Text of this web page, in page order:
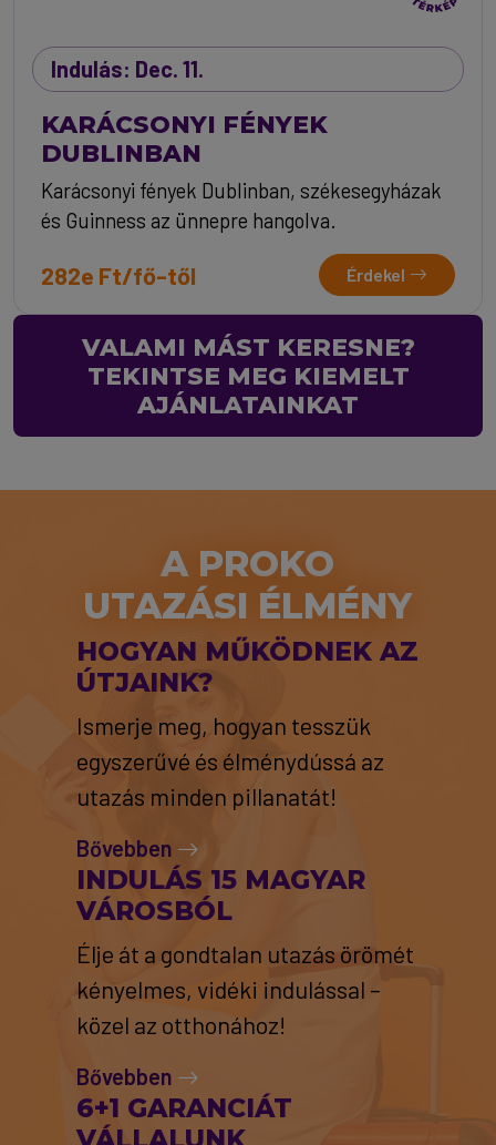
Indulás: Dec. 11.
KARÁCSONYI FÉNYEK
DUBLINBAN
Karácsonyi fények Dublinban, székesegyházak
és Guinness az ünnepre hangolva.
282e Ft/fő-től Érdekel
VALAMI MÁST KERESNE?
TEKINTSE MEG KIEMELT
AJÁNLATAINKAT
A PROKO
UTAZÁSI ÉLMÉNY
HOGYAN MŰKÖDNEK AZ
ÚTJAINK?
Ismerje meg, hogyan tesszük
egyszerűvé és élménydússá az
utazás minden pillanatát!
Bővebben
INDULÁS 15 MAGYAR
VÁROSBÓL
Élje át a gondtalan utazás örömét
kényelmes, vidéki indulással –
közel az otthonához!
Bővebben
6+1 GARANCIÁT